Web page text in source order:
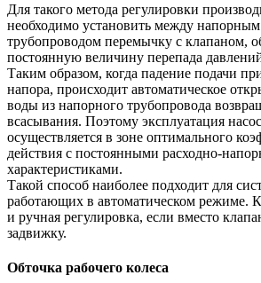
Для такого метода регулировки
необходимо установить между
трубопроводом перемычку с клапаном,
постоянную величину перепада
Таким образом, когда падение подачи
напора, происходит автоматическое
воды из напорного трубопровода
всасывания. Поэтому эксплуатация
осуществляется в зоне оптимального
действия с постоянными расходно-
характеристиками.
Такой способ наиболее подходит для
работающих в автоматическом режиме.
и ручная регулировка, если вместо
задвижку.
Обточка рабочего колеса